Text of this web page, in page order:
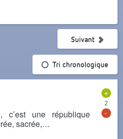
Tri chronologique
Suivant
+
2
-
c’est une république
sacrée,…